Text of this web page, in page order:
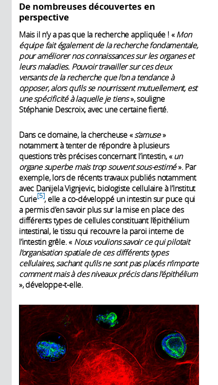
De nombreuses découvertes en
perspective
Mais il n’y a pas que la recherche appliquée ! «Mon
équipe fait également de la recherche fondamentale,
pour améliorer nos connaissances sur les organes et
leurs maladies. Pouvoir travailler sur ces deux
versants de la recherche que l’on a tendance à
opposer, alors qu’ils se nourrissent mutuellement, est
une spécificité à laquelle je tiens», souligne
Stéphanie Descroix, avec une certaine fierté.
Dans ce domaine, la chercheuse «s’amuse»
notamment à tenter de répondre à plusieurs
questions très précises concernant l’intestin, « un
organe superbe mais trop souvent sous-estimé». Par
exemple, lors de récents travaux publiés notamment
avec Danijela Vignjevic, biologiste cellulaire à l’Institut
Curie 5 , elle a co-développé un intestin sur puce qui
a permis d’en savoir plus sur la mise en place des
différents types de cellules constituant l’épithélium
intestinal, le tissu qui recouvre la paroi interne de
l’intestin grêle. « Nous voulions savoir ce qui pilotait
l’organisation spatiale de ces différents types
cellulaires, sachant qu’ils ne sont pas placés n’importe
comment mais à des niveaux précis dans l’épithélium
», développe-t-elle.